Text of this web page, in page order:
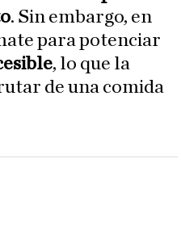
. Sin embargo, en
para potenciar
, lo que la
de una comida